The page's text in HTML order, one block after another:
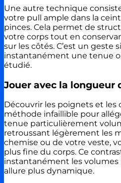
Une autre technique
votre pull ample dans la
pinces. Cela permet de
votre corps tout en
sur les côtés. C’est un geste
instantanément une tenue
étudié.
Jouer avec la longueur
Découvrir les poignets et les
méthode infaillible pour
tenue particulièrement
retroussant légèrement les
chemise ou de votre veste,
plus fine du corps. Ce
instantanément les
allure plus dynamique.